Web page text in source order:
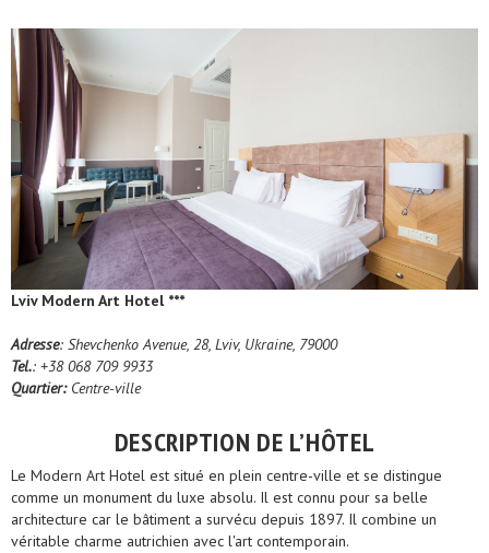
Lviv Modern Art Hotel ***
Adresse: Shevchenko Avenue, 28, Lviv, Ukraine, 79000
Tel.: +38 068 709 9933
Quartier:Centre-ville
DESCRIPTION DE L’HÔTEL
Le Modern Art Hotel est situé en plein centre-ville et se distingue
comme un monument du luxe absolu. Il est connu pour sa belle
architecture car le bâtiment a survécu depuis 1897. Il combine un
véritable charme autrichien avec l'art contemporain.